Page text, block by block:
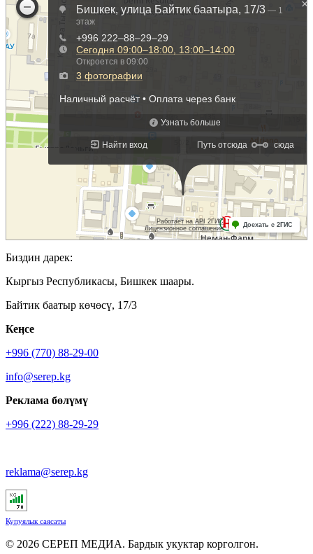
Биздин дарек:
Кыргыз Республикасы, Бишкек шаары.
Байтик баатыр көчөсү, 17/3
Кеӊсе
+996 (770) 88-29-00
info@serep.kg
Реклама бөлүмү
+996 (222) 88-29-29
reklama@serep.kg
Купуялык саясаты
© 2026 СЕРЕП МЕДИА. Бардык укуктар корголгон.